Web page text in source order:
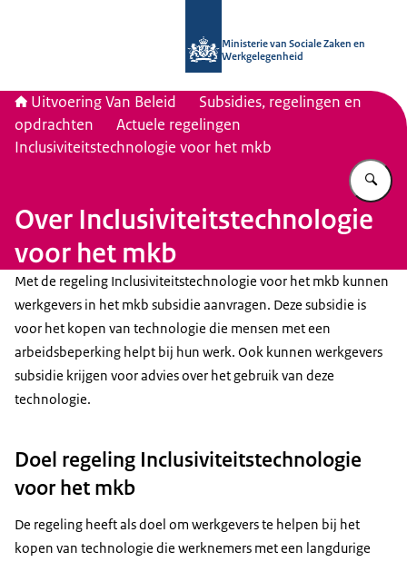
Ministerie van Sociale Zaken en
Werkgelegenheid
Uitvoering Van Beleid
Subsidies, regelingen en
opdrachten
Actuele regelingen
Inclusiviteitstechnologie voor het mkb
Over Inclusiviteitstechnologie
voor het mkb
Met de regeling Inclusiviteitstechnologie voor het mkb kunnen
werkgevers in het mkb subsidie aanvragen. Deze subsidie is
voor het kopen van technologie die mensen met een
arbeidsbeperking helpt bij hun werk. Ook kunnen werkgevers
subsidie krijgen voor advies over het gebruik van deze
technologie.
Doel regeling Inclusiviteitstechnologie
voor het mkb
De regeling heeft als doel om werkgevers te helpen bij het
kopen van technologie die werknemers met een langdurige